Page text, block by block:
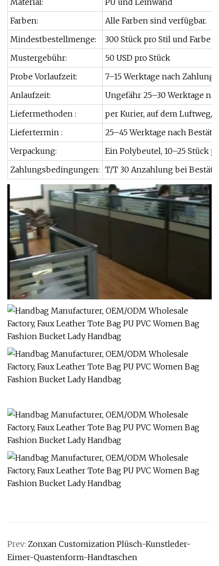
Material:
PU und Leinwand
Farben:
Alle Farben sind verfügbar.
Mindestbestellmenge:
300 Stück pro Stil und Farbe
Mustergebühr:
50 USD pro Stück
Probe Vorlaufzeit:
7–15 Werktage nach
Anlaufzeit:
Ungefähr 25–30 Werktage
Liefermethoden :
per Kurier, auf dem Luftweg,
Liefertermin :
25–45 Werktage nach
Verpackung:
Ein Polybeutel, 10–25 Stück
Zahlungsbedingungen: T/T 30 Anzahlung bei
Prev: Zonxan Customization Plüsch-Kunstleder-
Eimer-Quastenform-Handtaschen